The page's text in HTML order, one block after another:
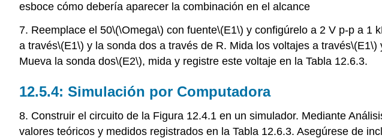
esboce cómo debería aparecer la combinación en el alcance
7. Reemplace el 50\(\Omega\) con fuente\(E1\) y configúrelo a 2 V p-p a 1
a través\(E1\) y la sonda dos a través de R. Mida los voltajes a través\(E1\)
Mueva la sonda dos\(E2\), mida y registre este voltaje en la Tabla 12.6.3.
12.5.4: Simulación por Computadora
8. Construir el circuito de la Figura 12.4.1 en un simulador. Mediante
valores teóricos y medidos registrados en la Tabla 12.6.3. Asegúrese de